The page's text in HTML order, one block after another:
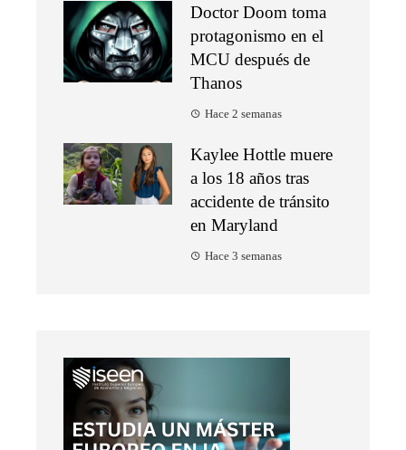
Doctor Doom toma
protagonismo en el
MCU después de
Thanos
Hace 2 semanas
Kaylee Hottle muere
a los 18 años tras
accidente de tránsito
en Maryland
Hace 3 semanas